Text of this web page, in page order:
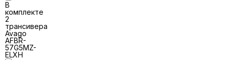
В
комплекте
2
трансивера
Avago
AFBR-
57G5MZ-
ELXH